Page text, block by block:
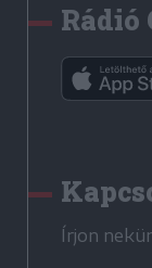
Rádió
Írjon